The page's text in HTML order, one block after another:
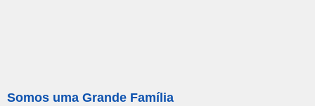
Somos uma Grande Família